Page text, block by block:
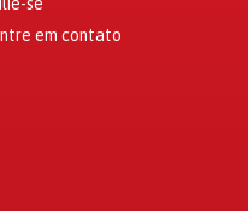
em contato